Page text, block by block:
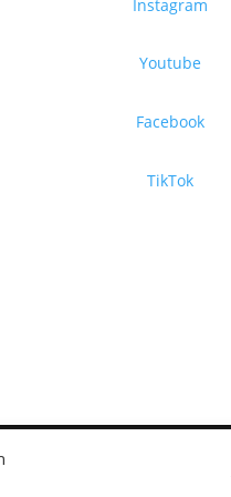
Instagram
Youtube
Facebook
TikTok